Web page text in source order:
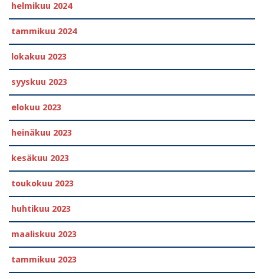
helmikuu 2024
tammikuu 2024
lokakuu 2023
syyskuu 2023
elokuu 2023
heinäkuu 2023
kesäkuu 2023
toukokuu 2023
huhtikuu 2023
maaliskuu 2023
tammikuu 2023